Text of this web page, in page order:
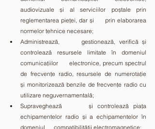
audiovizuale și al serviciilor poștale prin
reglementarea pieței, dar și      prin elaborarea
normelor tehnice necesare;
Administrează,      gestionează, verifică și
controlează resursele limitate în domeniul
comunicațiilor      electronice, precum spectrul
de frecvențe radio, resursele de numerotație
și monitorizează benzile de frecvențe radio cu
utilizare neguvernamentală;
Supraveghează      și controlează piața
echipamentelor radio și a echipamentelor în
domeniul      compatibilității electromagnetice;